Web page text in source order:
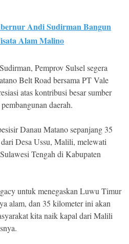
Andi Sudirman Bangun
Alam Malino
Pemprov Sulsel segera
Belt Road bersama PT Vale
atas kontribusi besar sumber
daerah.
Danau Matano sepanjang 35
Desa Ussu, Malili, melewati
Tengah di Kabupaten
untuk menegaskan Luwu Timur
alam, dan 35 kilometer ini akan
kita naik kapal dari Malili